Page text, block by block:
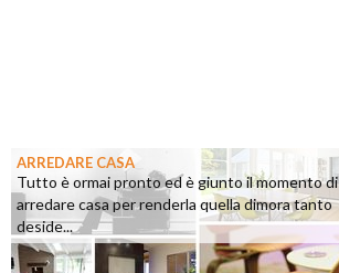
ARREDARE CASA
Tutto è ormai pronto ed è giunto il momento di
arredare casa per renderla quella dimora tanto
deside...